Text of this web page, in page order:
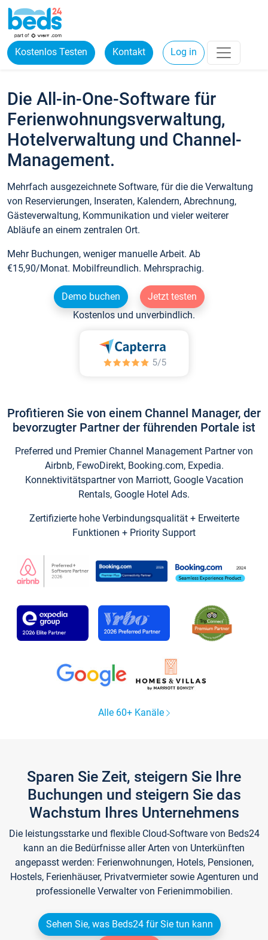
Kostenlos Testen Kontakt Log in
Die All-in-One-Software für
Ferienwohnungsverwaltung,
Hotelverwaltung und Channel-
Management.
Mehrfach ausgezeichnete Software, für die die Verwaltung
von Reservierungen, Inseraten, Kalendern, Abrechnung,
Gästeverwaltung, Kommunikation und vieler weiterer
Abläufe an einem zentralen Ort.
Mehr Buchungen, weniger manuelle Arbeit. Ab
€15,90/Monat. Mobilfreundlich. Mehrsprachig.
Demo buchen
Jetzt testen
Kostenlos und unverbindlich.
Profitieren Sie von einem Channel Manager, der
bevorzugter Partner der führenden Portale ist
Preferred und Premier Channel Management Partner von
Airbnb, FewoDirekt, Booking.com, Expedia.
Konnektivitätspartner von Marriott, Google Vacation
Rentals, Google Hotel Ads.
Zertifizierte hohe Verbindungsqualität + Erweiterte
Funktionen + Priority Support
Alle 60+ Kanäle
Sparen Sie Zeit, steigern Sie Ihre
Buchungen und steigern Sie das
Wachstum Ihres Unternehmens
Die leistungsstarke und flexible Cloud-Software von Beds24
kann an die Bedürfnisse aller Arten von Unterkünften
angepasst werden: Ferienwohnungen, Hotels, Pensionen,
Hostels, Ferienhäuser, Privatvermieter sowie Agenturen und
professionelle Verwalter von Ferienimmobilien.
Sehen Sie, was Beds24 für Sie tun kann